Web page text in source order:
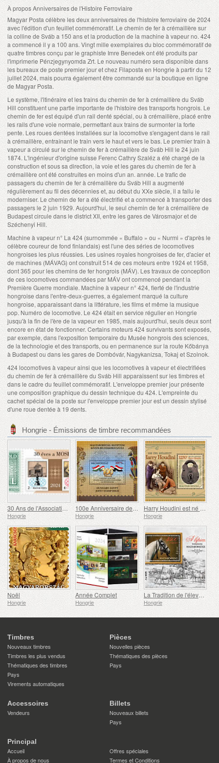
À propos Anniversaires de l'Histoire Ferroviaire
Magyar Posta célèbre les deux anniversaires de l'histoire ferroviaire de 2024
avec l'édition d'un feuillet commémoratif. Le chemin de fer à crémaillère sur
la colline de Sváb a 150 ans et la production de la machine à vapeur no. 424
a commencé il y a 100 ans. Vingt mille exemplaires du bloc commémoratif de
quatre timbres conçu par le graphiste Imre Benedek ont ​​été produits par
l'imprimerie Pénzjegynyomda Zrt. Le nouveau numéro sera disponible dans
les bureaux de poste premier jour et chez Filaposta en Hongrie à partir du 12
juillet 2024, mais pourra également être commandé sur la boutique en ligne
de Magyar Posta.
Le système, l'itinéraire et les trains du chemin de fer à crémaillère du Sváb
Hill constituent une partie importante de l'histoire des transports hongrois. Le
chemin de fer est équipé d'un rail denté spécial, ou à crémaillère, placé entre
les rails d'une voie normale, permettant aux trains de surmonter la forte
pente. Les roues dentées installées sur la locomotive s'engagent dans le rail
à crémaillère, entraînant le train vers le haut et vers le bas. Le premier train à
vapeur a circulé sur le chemin de fer à crémaillère de Sváb Hill le 24 juin
1874. L'ingénieur d'origine suisse Ferenc Cathry Szaléz a été chargé de la
construction et sous sa direction, la voie et les gares du chemin de fer à
crémaillère ont été construites en moins d'un an. année. Le trafic de
passagers du chemin de fer à crémaillère du Sváb Hill a augmenté
régulièrement au fil des décennies et, au début du XXe siècle, il a fallu le
moderniser. Le chemin de fer a été électrifié et a commencé à transporter des
passagers le 2 juin 1929. Aujourd'hui, le seul chemin de fer à crémaillère de
Budapest circule dans le district XII, entre les gares de Városmajor et de
Széchenyi Hill.
Machine à vapeur n° La 424 (surnommée « Buffalo » ou « Nurmi » d'après le
célèbre coureur de fond finlandais) est l'une des séries de locomotives
hongroises les plus réussies. Les usines royales hongroises de fer, d'acier et
de machines (MÁVAG) ont construit 514 de ces moteurs entre 1924 et 1958,
dont 365 pour les chemins de fer hongrois (MÁV). Les travaux de conception
de ces locomotives commandées par MÁV ont commencé pendant la
Première Guerre mondiale. Machine à vapeur n° 424, fierté de l'industrie
hongroise dans l'entre-deux-guerres, a également marqué la culture
hongroise, apparaissant dans la littérature, les films et même la musique
pop. Numéro de locomotive. Le 424 était en service régulier en Hongrie
jusqu'à la fin de l'ère de la vapeur en 1985, mais aujourd'hui, seuls deux sont
encore en état de fonctionner. Certains moteurs 424 survivants sont exposés,
par exemple, dans l'exposition temporaire du Musée hongrois des sciences,
de la technologie et des transports, ou en permanence sur la route Kőbánya
à Budapest ou dans les gares de Dombóvár, Nagykanizsa, Tokaj et Szolnok.
424 locomotives à vapeur ainsi que les locomotives à vapeur et électrifiées
du chemin de fer à crémaillère du Sváb Hill apparaissent sur les timbres et
dans le cadre du feuillet commémoratif. L'enveloppe premier jour présente
une composition graphique du dessin technique du 424. L'empreinte du
cachet spécial de la poste sur l'enveloppe premier jour est un dessin stylisé
d'une roue dentée à 19 dents.
Hongrie - Émissions de timbre recommandées
30 Ans de l'Association Philatélique Olympique et Sportive Hongroise
Hongrie
100e Anniversaire de l'établissement des Relations Consulaires Entre la Hongrie et l'Égypte
Hongrie
Harry Houdini est né il y a 150 Ans
Hongrie
Noël
Hongrie
Année Complet
Hongrie
La Tradition de l'élevage de Chevaux Lipizzans en Hongrie
Hongrie
Timbres
Nouveaux timbres
Timbres les plus vendus
Thématiques des timbres
Pays
Virements automatiques
Pièces
Nouvelles pièces
Thématiques des pièces
Pays
Accessoires
Vendeurs
Billets
Nouveaux billets
Pays
Principal
Accueil
Offres spéciales
À propos de nous
Termes et Conditions